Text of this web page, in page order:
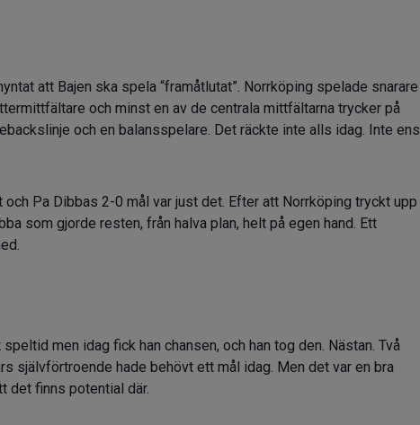
att Bajen ska spela “framåtlutat”. Norrköping spelade snarare
och minst en av de centrala mittfältarna trycker på
och en balansspelare. Det räckte inte alls idag. Inte ens
Pa Dibbas 2-0 mål var just det. Efter att Norrköping tryckt upp
som gjorde resten, från halva plan, helt på egen hand. Ett
men idag fick han chansen, och han tog den. Nästan. Två
självförtroende hade behövt ett mål idag. Men det var en bra
det finns potential där.